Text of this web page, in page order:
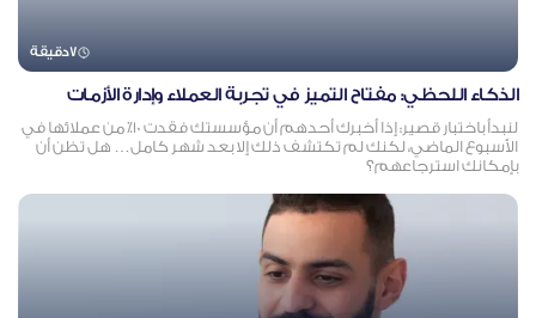
7دقيقة
الذكاء اللحظي: مفتاح التميز في تجربة العملاء وإدارة الأزمات
لنبدأ باختبار قصير: إذا أخبرك أحدهم أن مؤسستك فقدت ١٠٪ من عملائها في
الأسبوع الماضي، لكنك لم تكتشف ذلك إلا بعد شهر كامل… هل تظن أن
بإمكانك استرجاعهم؟